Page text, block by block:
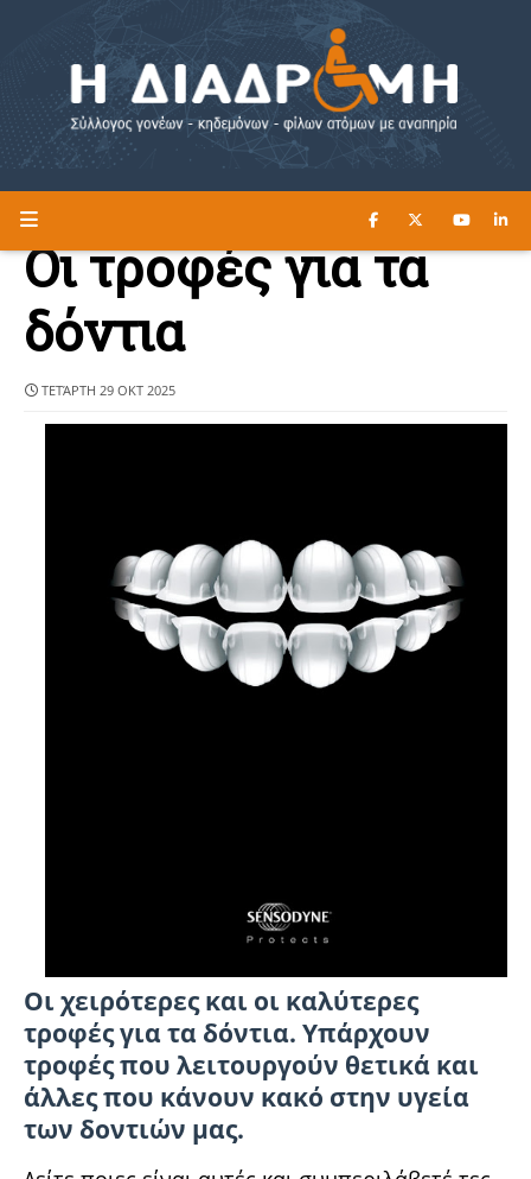
Η ΔΙΑΔΡΟΜΗ ΔΙΑΒΑΣΤΕ ΕΔΩ ►
Οι τροφές για τα
δόντια
ΤΕΤΆΡΤΗ 29 ΟΚΤ 2025
Οι χειρότερες και οι καλύτερες
τροφές για τα δόντια. Υπάρχουν
τροφές που λειτουργούν θετικά και
άλλες που κάνουν κακό στην υγεία
των δοντιών μας.